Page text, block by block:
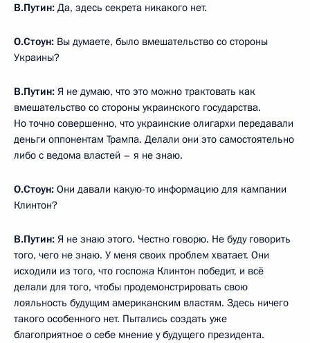
В.Путин: Да, здесь секрета никакого нет.
О.Стоун: Вы думаете, было вмешательство со стороны
Украины?
В.Путин: Я не думаю, что это можно трактовать как
вмешательство со стороны украинского государства.
Но точно совершенно, что украинские олигархи передавали
деньги оппонентам Трампа. Делали они это самостоятельно
либо с ведома властей – я не знаю.
О.Стоун: Они давали какую-то информацию для кампании
Клинтон?
В.Путин: Я не знаю этого. Честно говорю. Не буду говорить
того, чего не знаю. У меня своих проблем хватает. Они
исходили из того, что госпожа Клинтон победит, и всё
делали для того, чтобы продемонстрировать свою
лояльность будущим американским властям. Здесь ничего
такого особенного нет. Пытались создать уже
благоприятное о себе мнение у будущего президента.